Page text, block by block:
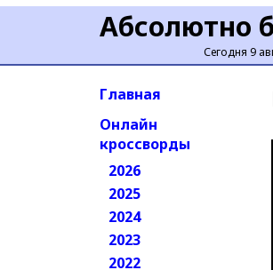
Абсолютно
Сегодня 9
Главная
Онлайн
кроссворды
2026
2025
2024
2023
2022